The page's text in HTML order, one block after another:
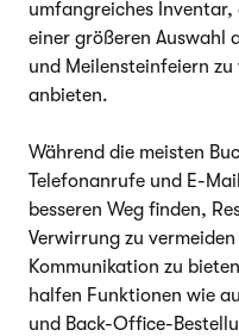
umfangreiches
einer größeren Auswahl
und Meilensteinfeiern
anbieten.
Während die meisten
Telefonanrufe und E-
besseren Weg finden,
Verwirrung zu
Kommunikation zu
halfen Funktionen wie
und Back-Office-